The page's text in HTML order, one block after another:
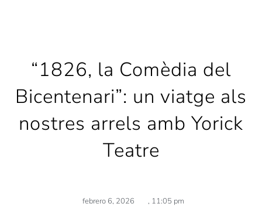
“1826, la Comèdia del
Bicentenari”: un viatge als
nostres arrels amb Yorick
Teatre
febrero 6, 2026 , 11:05 pm